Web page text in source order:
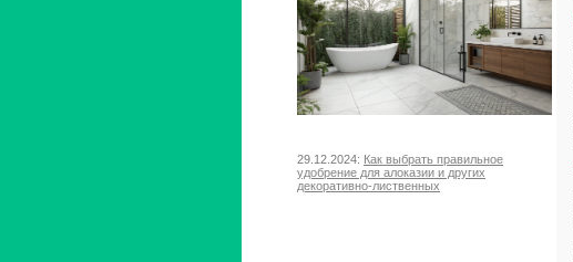
29.12.2024: Как выбрать правильное
удобрение для алоказии и других
декоративно-лиственных